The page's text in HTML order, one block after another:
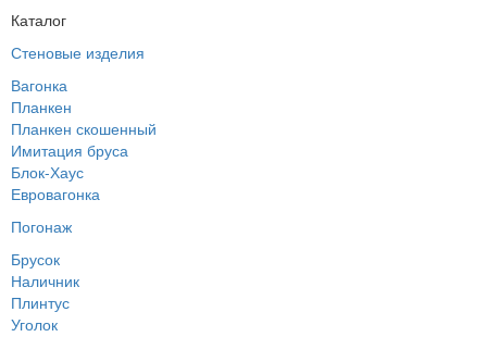
Каталог
Стеновые изделия
Вагонка
Планкен
Планкен скошенный
Имитация бруса
Блок-Хаус
Евровагонка
Погонаж
Брусок
Наличник
Плинтус
Уголок